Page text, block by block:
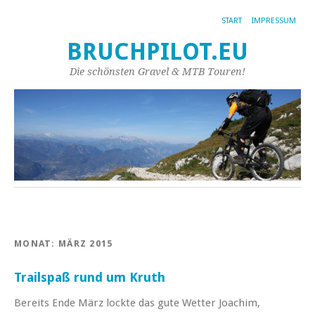
START IMPRESSUM
BRUCHPILOT.EU
Die schönsten Gravel & MTB Touren!
MONAT: MÄRZ 2015
Trailspaß rund um Kruth
Bereits Ende März lockte das gute Wetter Joachim,